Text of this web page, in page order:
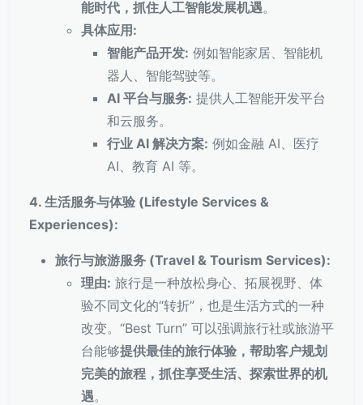
能时代，抓住人工智能发展机遇。
具体应用:
智能产品开发: 例如智能家居、智能机
器人、智能驾驶等。
AI 平台与服务: 提供人工智能开发平台
和云服务。
行业 AI 解决方案: 例如金融 AI、医疗
AI、教育 AI 等。
4. 生活服务与体验 (Lifestyle Services &
Experiences):
旅行与旅游服务 (Travel & Tourism Services):
理由: 旅行是一种放松身心、拓展视野、体
验不同文化的“转折”，也是生活方式的一种
改变。“Best Turn” 可以强调旅行社或旅游平
台能够提供最佳的旅行体验，帮助客户规划
完美的旅程，抓住享受生活、探索世界的机
遇。